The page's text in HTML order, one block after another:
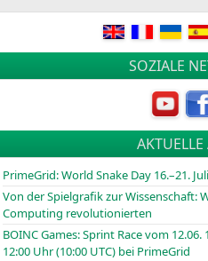
SOZIALE
AKTUELLE
PrimeGrid: World Snake Day 16.–21. Juli
Von der Spielgrafik zur Wissenschaft:
Computing revolutionierten
BOINCGames: Sprint Race vom 12.06.
12:00 Uhr (10:00 UTC) bei PrimeGrid